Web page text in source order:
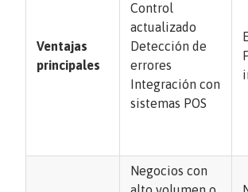
Ventajas
principales
Control
actualizado
Detección de
errores
Integración con
sistemas POS
Negocios con